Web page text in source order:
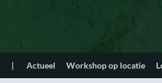
| Actueel Workshop op locatie